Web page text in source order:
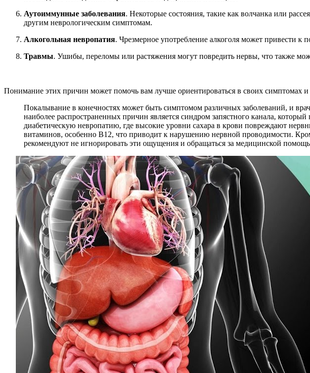
Аутоиммунные заболевания. Некоторые состояния, такие как волчанка или
другим неврологическим симптомам.
Алкогольная невропатия. Чрезмерное употребление алкоголя может привести к
Травмы. Ушибы, переломы или растяжения могут повредить нервы, что также
Понимание этих причин может помочь вам лучше ориентироваться в своих симптомах и
Покалывание в конечностях может быть симптомом различных заболеваний, и
наиболее распространенных причин является синдром запястного канала,
диабетическую невропатию, где высокие уровни сахара в крови повреждают
витаминов, особенно B12, что приводит к нарушению нервной проводимости.
рекомендуют не игнорировать эти ощущения и обращаться за медицинской